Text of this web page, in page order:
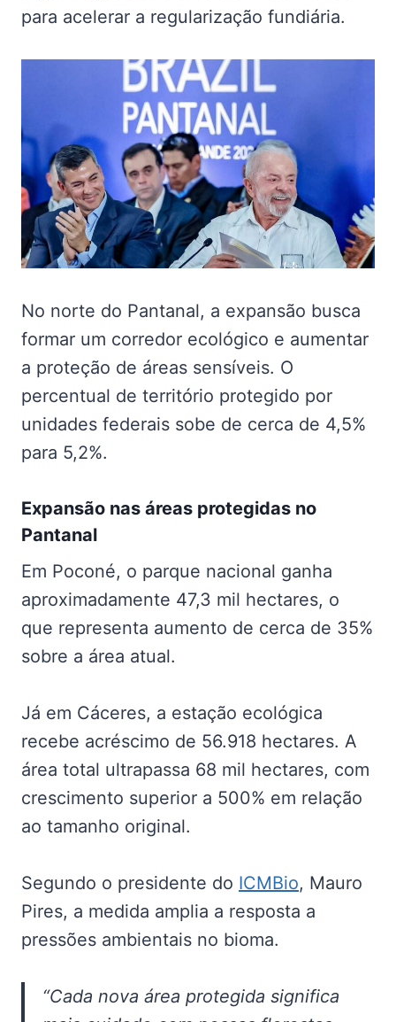
para acelerar a regularização fundiária.
No norte do Pantanal, a expansão busca
formar um corredor ecológico e aumentar
a proteção de áreas sensíveis. O
percentual de território protegido por
unidades federais sobe de cerca de 4,5%
para 5,2%.
Expansão nas áreas protegidas no
Pantanal
Em Poconé, o parque nacional ganha
aproximadamente 47,3 mil hectares, o
que representa aumento de cerca de 35%
sobre a área atual.
Já em Cáceres, a estação ecológica
recebe acréscimo de 56.918 hectares. A
área total ultrapassa 68 mil hectares, com
crescimento superior a 500% em relação
ao tamanho original.
Segundo o presidente do ICMBio, Mauro
Pires, a medida amplia a resposta a
pressões ambientais no bioma.
“Cada nova área protegida significa